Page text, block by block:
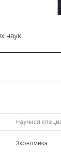
наук
Научная
Экономика